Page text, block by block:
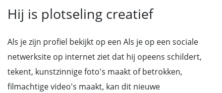
Hij is plotseling creatief
Als je zijn profiel bekijkt op een Als je op een sociale
netwerksite op internet ziet dat hij opeens schildert,
tekent, kunstzinnige foto's maakt of betrokken,
filmachtige video's maakt, kan dit nieuwe